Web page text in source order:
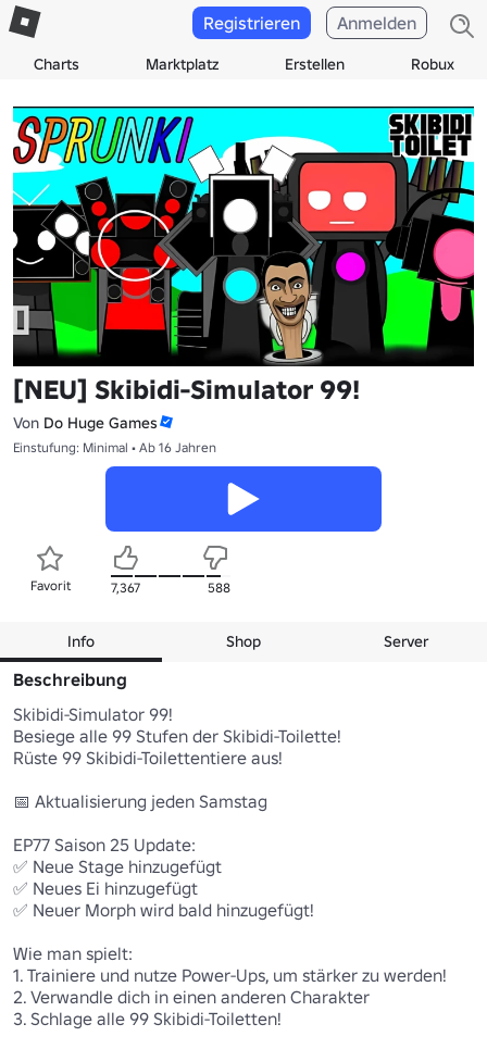
Charts Marktplatz Erstellen Robux
Registrieren Anmelden
[NEU] Skibidi-Simulator 99!
Von Do Huge Games
Einstufung: Minimal • Ab 16 Jahren
Favorit 7,367 588
Info Shop Server
Beschreibung
Skibidi-Simulator 99!
Besiege alle 99 Stufen der Skibidi-Toilette!
Rüste 99 Skibidi-Toilettentiere aus!
📅 Aktualisierung jeden Samstag
EP77 Saison 25 Update:
✅ Neue Stage hinzugefügt
✅ Neues Ei hinzugefügt
✅ Neuer Morph wird bald hinzugefügt!
Wie man spielt:
1. Trainiere und nutze Power-Ups, um stärker zu werden!
2. Verwandle dich in einen anderen Charakter
3. Schlage alle 99 Skibidi-Toiletten!